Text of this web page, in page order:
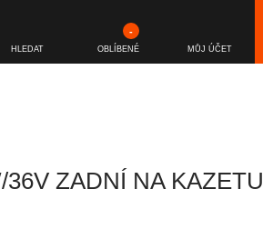
HLEDAT OBLÍBENÉ
-
MŮJ ÚČET
ZADNÍ NA KAZETU